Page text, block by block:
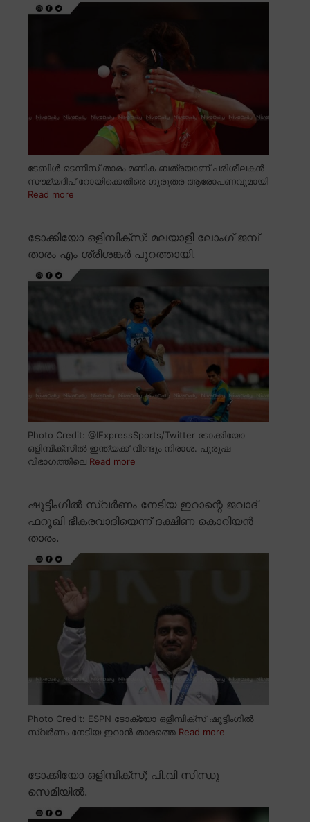
ടേബിൾ ടെന്നിസ് താരം മണിക ബത്രയാണ് പരിശീലകൻ
സൗമ്യദീപ് റോയിക്കെതിരെ ഗുരുതര ആരോപണവുമായി
Read more
ടോക്കിയോ ഒളിമ്പിക്സ്: മലയാളി ലോംഗ് ജമ്പ്
താരം എം ശ്രീശങ്കർ പുറത്തായി.
Photo Credit: @IExpressSports/Twitter ടോക്കിയോ
ഒളിമ്പിക്സിൽ ഇന്ത്യക്ക് വീണ്ടും നിരാശ. പുരുഷ
വിഭാഗത്തിലെ Read more
ഷൂട്ടിംഗിൽ സ്വർണം നേടിയ ഇറാന്റെ ജവാദ്
ഫറൂഖി ഭീകരവാദിയെന്ന് ദക്ഷിണ കൊറിയൻ
താരം.
Photo Credit: ESPN ടോക്യോ ഒളിമ്പിക്സ് ഷൂട്ടിംഗിൽ
സ്വർണം നേടിയ ഇറാൻ താരത്തെ Read more
ടോക്കിയോ ഒളിമ്പിക്സ്; പി.വി സിന്ധു
സെമിയിൽ.